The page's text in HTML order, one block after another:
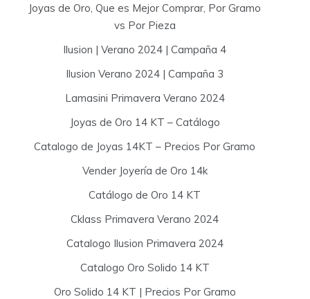
Joyas de Oro, Que es Mejor Comprar, Por Gramo
vs Por Pieza
Ilusion | Verano 2024 | Campaña 4
Ilusion Verano 2024 | Campaña 3
Lamasini Primavera Verano 2024
Joyas de Oro 14 KT – Catálogo
Catalogo de Joyas 14KT – Precios Por Gramo
Vender Joyería de Oro 14k
Catálogo de Oro 14 KT
Cklass Primavera Verano 2024
Catalogo Ilusion Primavera 2024
Catalogo Oro Solido 14 KT
Oro Solido 14 KT | Precios Por Gramo